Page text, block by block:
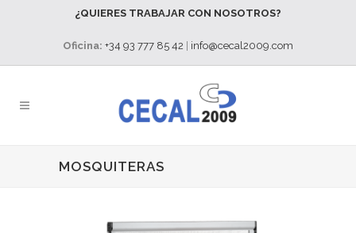
¿QUIERES TRABAJAR CON NOSOTROS?
Oficina: +34 93 777 85 42 info@cecal2009.com
MOSQUITERAS